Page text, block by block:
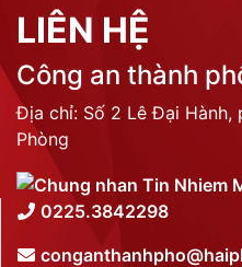
LIÊN HỆ
Công an thành
Địa chỉ: Số 2 Lê Đại Hành,
Phòng
0225.3842298